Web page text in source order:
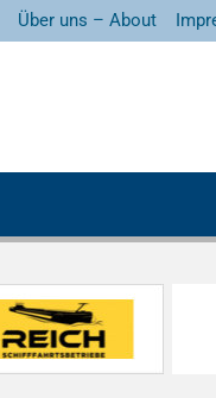
Über uns – About